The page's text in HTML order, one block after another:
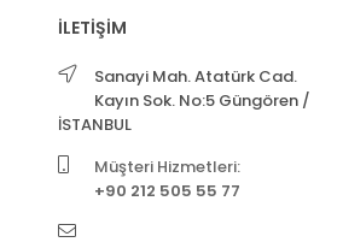
İLETİŞİM
Sanayi Mah. Atatürk Cad.
Kayın Sok. No:5 Güngören /
İSTANBUL
Müşteri Hizmetleri:
+90 212 505 55 77